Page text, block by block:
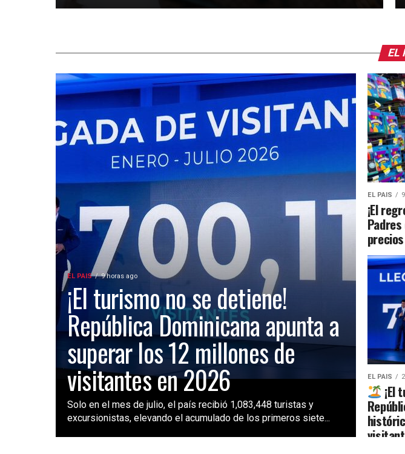
EL
EL PAIS 9 horas ago
¡El turismo no se detiene!
República Dominicana apunta a
superar los 12 millones de
visitantes en 2026
Solo en el mes de julio, el país recibió 1,083,448 turistas y
excursionistas, elevando el acumulado de los primeros siete...
EL PAIS
¡El
EL PAIS
¡El